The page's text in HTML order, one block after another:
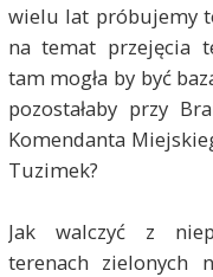
wielu lat próbujemy
na temat przejęcia
tam mogła by być
pozostałaby przy
Komendanta
Tuzimek?
Jak walczyć z
terenach zielonych